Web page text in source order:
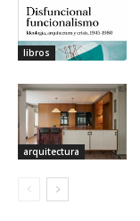
libros
arquitectura